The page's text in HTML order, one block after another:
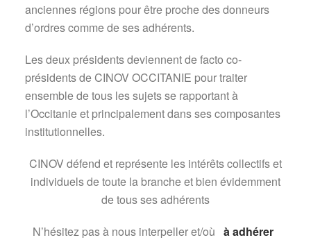
anciennes régions pour être proche des donneurs
d’ordres comme de ses adhérents.
Les deux présidents deviennent de facto co-
présidents de CINOV OCCITANIE pour traiter
ensemble de tous les sujets se rapportant à
l’Occitanie et principalement dans ses composantes
institutionnelles.
CINOV défend et représente les intérêts collectifs et
individuels de toute la branche et bien évidemment
de tous ses adhérents
N’hésitez pas à nous interpeller et/où à adhérer